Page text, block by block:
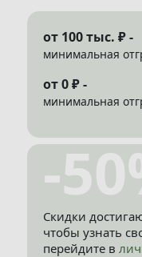
от 100 тыс. ₽ -
минимальная
от 0 ₽ -
минимальная
-
Скидки
чтобы узнать
перейдите в